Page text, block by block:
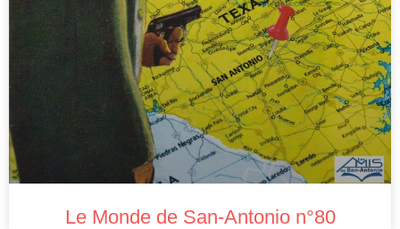
Le Monde de San-Antonio n°80